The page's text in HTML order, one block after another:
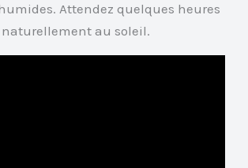
Attendez quelques heures
naturellement au soleil.